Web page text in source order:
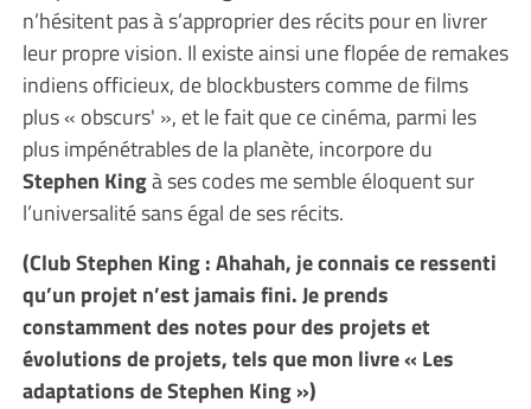
n’hésitent pas à s’approprier des récits pour en livrer
leur propre vision. Il existe ainsi une flopée de remakes
indiens officieux, de blockbusters comme de films
plus « obscurs' », et le fait que ce cinéma, parmi les
plus impénétrables de la planète, incorpore du
Stephen Kingà ses codes me semble éloquent sur
l’universalité sans égal de ses récits.
(Club Stephen King : Ahahah, je connais ce ressenti
qu’un projet n’est jamais fini. Je prends
constamment des notes pour des projets et
évolutions de projets, tels que mon livre « Les
adaptations de Stephen King »)